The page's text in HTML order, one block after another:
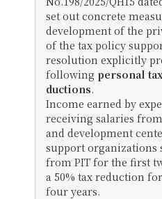
set out concrete
development of the
of the tax policy
resolution explicitly
following personal
ductions.
Income earned by
receiving salaries
and development
support organizations
from PIT for the first
a 50% tax reduction
four years.